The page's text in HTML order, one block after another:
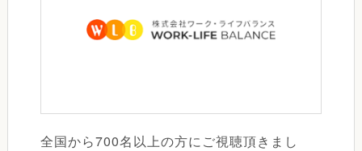
全国から700名以上の方にご視聴頂きまし